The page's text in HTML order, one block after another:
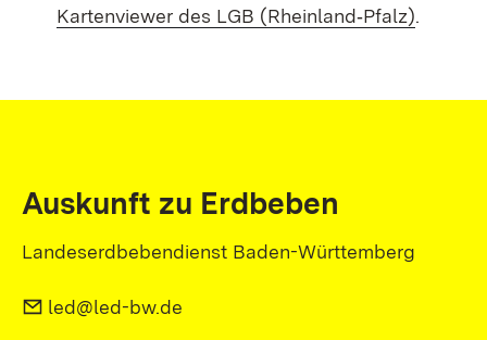
Kartenviewer des LGB (Rheinland‑Pfalz).
Auskunft zu Erdbeben
Landeserdbebendienst Baden-Württemberg
led@led-bw.de